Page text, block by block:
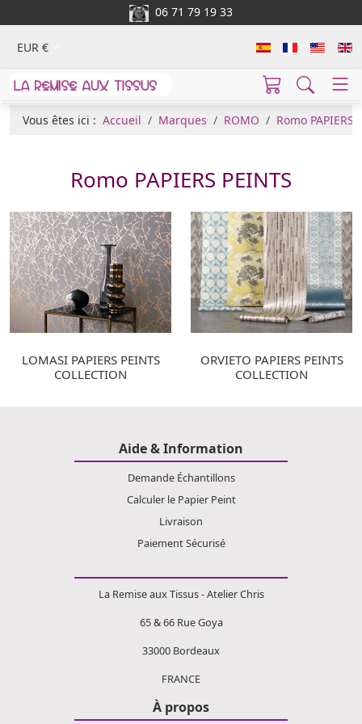
06 71 79 19 33
EUR €
Vous êtes ici : Accueil Marques ROMO Romo PAPIERS
Romo PAPIERS PEINTS
LOMASI PAPIERS PEINTS
COLLECTION
ORVIETO PAPIERS PEINTS
COLLECTION
Aide & Information
Demande Échantillons
Calculer le Papier Peint
Livraison
Paiement Sécurisé
La Remise aux Tissus - Atelier Chris
65 & 66 Rue Goya
33000 Bordeaux
FRANCE
À propos